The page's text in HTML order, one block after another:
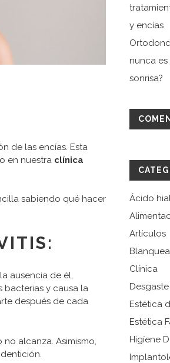
de las encías. Esta
en nuestra clínica
sabiendo qué hacer
ausencia de él,
y causa la
después de cada
alcanza. Asimismo,
y encías
nunca
sonrisa?
Ácido
Artículos
Clínica
Estética
Estética
Higíene